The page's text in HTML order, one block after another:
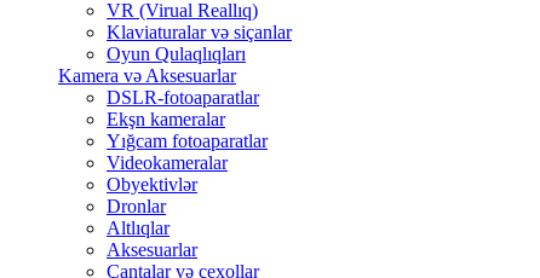
VR (Virual Reallıq)
Klaviaturalar və siçanlar
Oyun Qulaqlıqları
Kamera və Aksesuarlar
DSLR-fotoaparatlar
Ekşn kameralar
Yığcam fotoaparatlar
Videokameralar
Obyektivlər
Dronlar
Altlıqlar
Aksesuarlar
Çantalar və çexollar